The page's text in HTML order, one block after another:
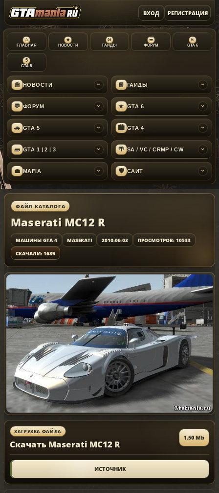
ВХОД РЕГИСТРАЦИЯ
⌂
ГЛАВНАЯ
★
НОВОСТИ
G
ГАЙДЫ
☰
ФОРУМ
6
GTA 6
5
GTA 5
📰 НОВОСТИ › 📘 ГАЙДЫ ›
💬 ФОРУМ › ★ GTA 6 ›
🚗 GTA 5 › 🏙 GTA 4 ›
🧱 GTA 1 | 2 | 3 › 🌴 SA / VC / CRMP / CW ›
💼 MAFIA › 🛡 САЙТ ›
ФАЙЛ КАТАЛОГА
Maserati MC12 R
МАШИНЫ GTA 4 MASERATI 2010-06-03
ПРОСМОТРОВ: 10533
СКАЧАЛИ: 1689
ЗАГРУЗКА ФАЙЛА
Скачать Maserati MC12 R
1.50 Mb
ИСТОЧНИК